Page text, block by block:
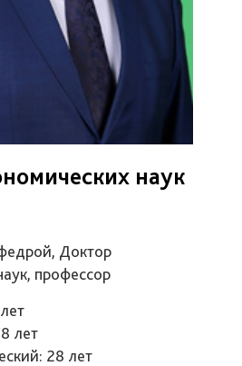
наук
Доктор
профессор
лет
28 лет